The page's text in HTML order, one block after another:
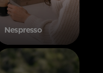
Nespresso